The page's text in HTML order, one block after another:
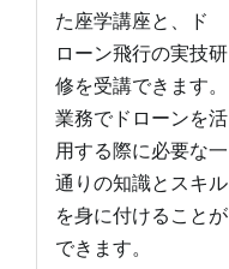
た座学講座と、ド
ローン飛行の実技研
修を受講できます。
業務でドローンを活
用する際に必要な一
通りの知識とスキル
を身に付けることが
できます。